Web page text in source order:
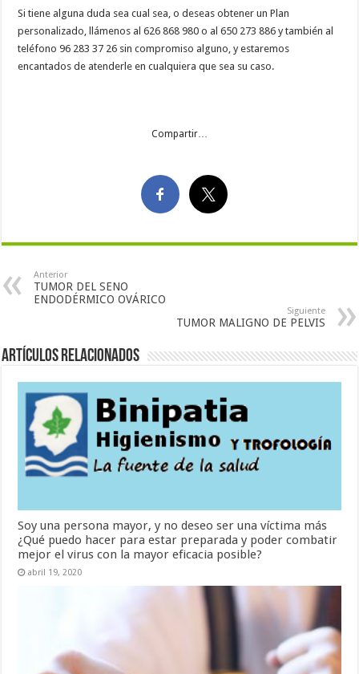
Si tiene alguna duda sea cual sea, o deseas obtener un Plan
personalizado, llámenos al 626 868 980 o al 650 273 886 y también al
teléfono 96 283 37 26 sin compromiso alguno, y estaremos
encantados de atenderle en cualquiera que sea su caso.
Compartir…
Anterior
TUMOR DEL SENO
ENDODÉRMICO OVÁRICO
Siguiente
TUMOR MALIGNO DE PELVIS
Artículos Relacionados
Soy una persona mayor, y no deseo ser una víctima más
¿Qué puedo hacer para estar preparada y poder combatir
mejor el virus con la mayor eficacia posible?
abril 19, 2020